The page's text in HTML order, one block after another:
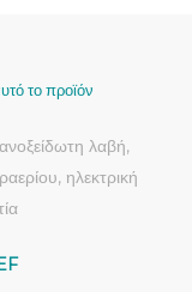
το προϊόν
λαβή,
ηλεκτρική